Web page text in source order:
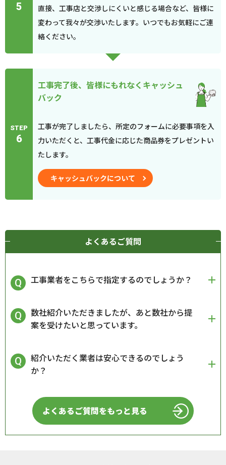
5
直接、工事店と交渉しにくいと感じる場合など、皆様に
変わって我々が交渉いたします。いつでもお気軽にご連
絡ください。
STEP
6
工事完了後、皆様にもれなくキャッシュ
バック
工事が完了しましたら、所定のフォームに必要事項を入
力いただくと、工事代金に応じた商品券をプレゼントい
たします。
キャッシュバックについて
よくあるご質問
工事業者をこちらで指定するのでしょうか？
数社紹介いただきましたが、あと数社から提
案を受けたいと思っています。
紹介いただく業者は安心できるのでしょう
か？
よくあるご質問をもっと見る